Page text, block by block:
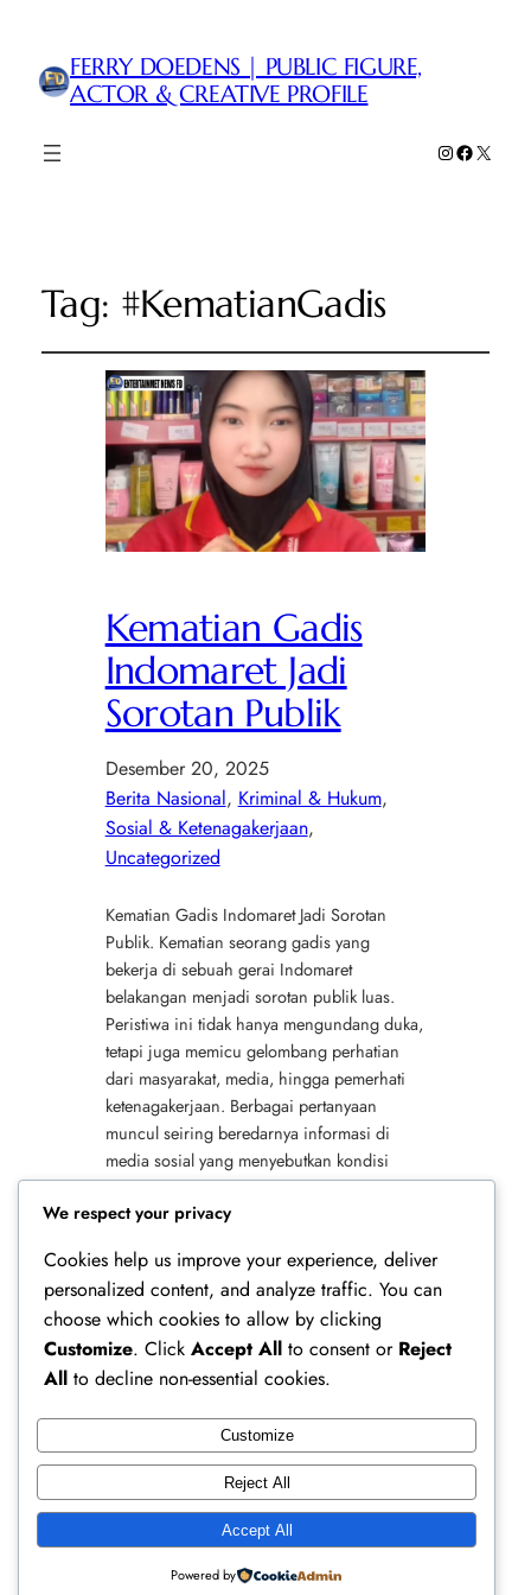
FERRY DOEDENS | PUBLIC FIGURE,
ACTOR & CREATIVE PROFILE
Instagram
Facebook
X
Tag: #KematianGadis
Kematian Gadis
Indomaret Jadi
Sorotan Publik
Desember 20, 2025
Berita Nasional, Kriminal & Hukum
Sosial & Ketenagakerjaan
Uncategorized
Kematian Gadis Indomaret Jadi Sorotan
Publik. Kematian seorang gadis yang
bekerja di sebuah gerai Indomaret
belakangan menjadi sorotan publik luas.
Peristiwa ini tidak hanya mengundang duka,
tetapi juga memicu gelombang perhatian
dari masyarakat, media, hingga pemerhati
ketenagakerjaan. Berbagai pertanyaan
muncul seiring beredarnya informasi di
media sosial yang menyebutkan kondisi
kerja dan kronologi kejadian. Kronologi
Awal…
Ferry Doedens | Public Figure, Actor & Creative
Profile
Instagram
Facebook
X
We respect your privacy
Cookies help us improve your experience, deliver
personalized content, and analyze traffic. You can
choose which cookies to allow by clicking
Customize. Click Accept All to consent or Reject
All to decline non-essential cookies.
Customize
Reject All
Accept All
Powered by